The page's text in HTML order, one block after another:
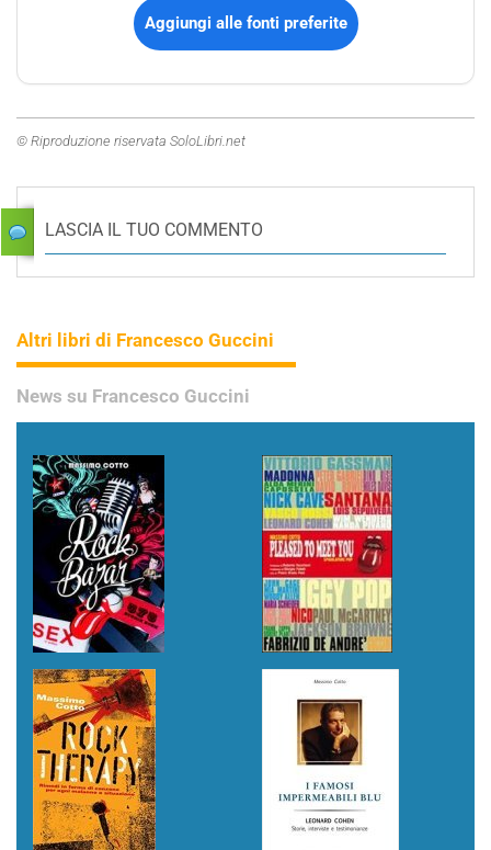
Aggiungi alle fonti preferite
© Riproduzione riservata SoloLibri.net
LASCIA IL TUO COMMENTO
Altri libri di Francesco Guccini
News su Francesco Guccini